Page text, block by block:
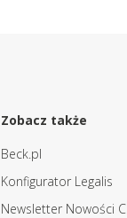
Zobacz także
Beck.pl
Konfigurator Legalis
Newsletter Nowości